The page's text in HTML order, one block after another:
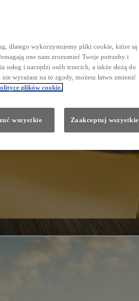
dlatego wykorzystujemy pliki cookie, które są
one nam zrozumieć Twoje potrzeby i
i narzędzi osób trzecich, a także służą do
wyrażasz na to zgody, możesz łatwo zmienić
plików cookie.
wszystkie Zaakceptuj wszystkie